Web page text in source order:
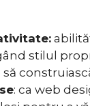
stilul
: ca web